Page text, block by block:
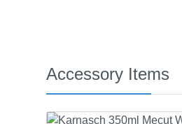
Produktgalerie überspringen
Accessory Items